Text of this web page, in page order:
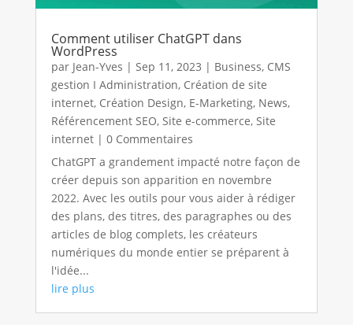
Comment utiliser ChatGPT dans
WordPress
par Jean-Yves | Sep 11, 2023 | Business, CMS
gestion I Administration, Création de site
internet, Création Design, E-Marketing, News,
Référencement SEO, Site e-commerce, Site
internet| 0 Commentaires
ChatGPT a grandement impacté notre façon de
créer depuis son apparition en novembre
2022. Avec les outils pour vous aider à rédiger
des plans, des titres, des paragraphes ou des
articles de blog complets, les créateurs
numériques du monde entier se préparent à
l'idée...
lire plus